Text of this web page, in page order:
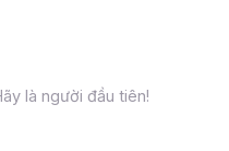
là người đầu tiên!